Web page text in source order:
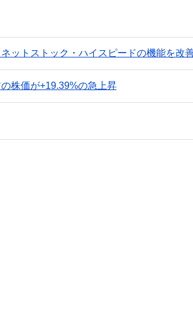
ットストック・ハイスピードの機能を改
株価が+19.39%の急上昇